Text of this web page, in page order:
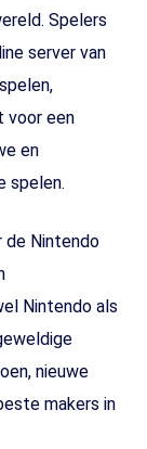
Spelers
server van
voor een
en
spelen.
de Nintendo
Nintendo als
nieuwe
makers in